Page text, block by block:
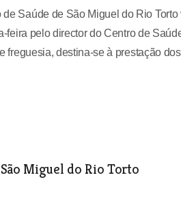
Saúde de São Miguel do Rio
feira pelo director do Centro de
freguesia, destina-se à prestação
Miguel do Rio Torto